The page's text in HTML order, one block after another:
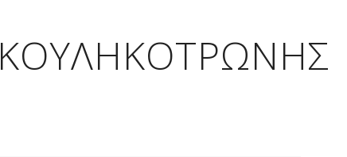
ΚΟΥΛΗΚΟΤΡΩΝΗΣ